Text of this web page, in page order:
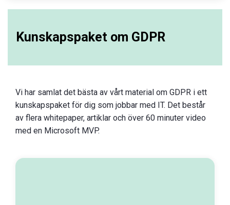
Kunskapspaket om GDPR
Vi har samlat det bästa av vårt material om GDPR i ett
kunskapspaket för dig som jobbar med IT. Det består
av flera whitepaper, artiklar och över 60 minuter video
med en Microsoft MVP.